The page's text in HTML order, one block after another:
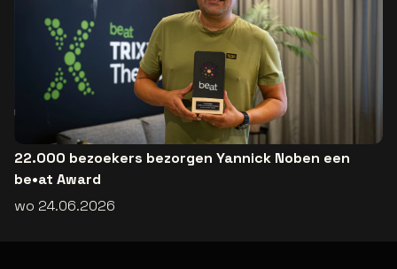
22.000 bezoekers bezorgen Yannick Noben een
be•at Award
wo 24.06.2026